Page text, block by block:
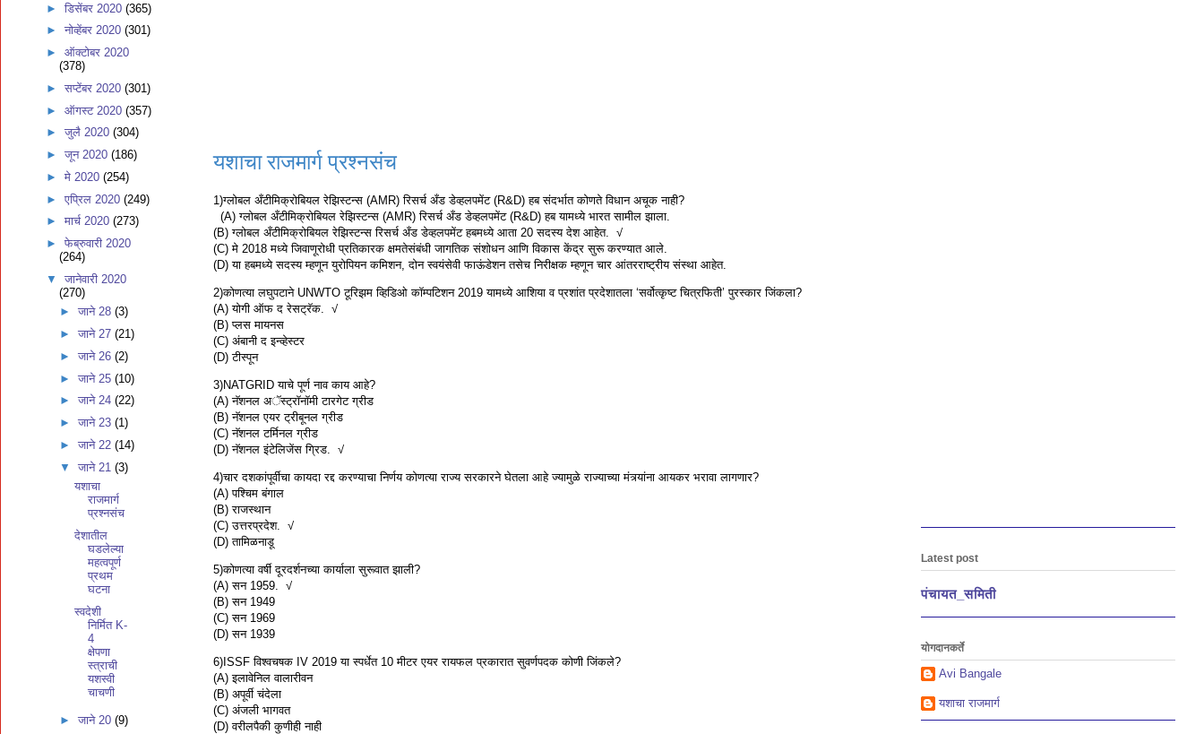
यशाचा राजमार्ग प्रश्नसंच
1)ग्लोबल अँटीमिक्रोबियल रेझिस्टन्स (AMR) रिसर्च अँड डेव्हलपमेंट (R&D) हब संदर्भात कोणते विधान अचूक नाही?
(A) ग्लोबल अँटीमिक्रोबियल रेझिस्टन्स (AMR) रिसर्च अँड डेव्हलपमेंट (R&D) हब यामध्ये भारत सामील झाला.
(B) ग्लोबल अँटीमिक्रोबियल रेझिस्टन्स रिसर्च अँड डेव्हलपमेंट हबमध्ये आता 20 सदस्य देश आहेत. √
(C) मे 2018 मध्ये जिवाणूरोधी प्रतिकारक क्षमतेसंबंधी जागतिक संशोधन आणि विकास केंद्र सुरू करण्यात आले.
(D) या हबमध्ये सदस्य म्हणून युरोपियन कमिशन, दोन स्वयंसेवी फाऊंडेशन तसेच निरीक्षक म्हणून चार आंतरराष्ट्रीय संस्था आहेत.
2)कोणत्या लघुपटाने UNWTO टूरिझम व्हिडिओ कॉम्पटिशन 2019 यामध्ये आशिया व प्रशांत प्रदेशातला ‘सर्वोत्कृष्ट चित्रफिती’ पुरस्कार जिंकला?
(A) योगी ऑफ द रेसट्रॅक. √
(B) प्लस मायनस
(C) अंबानी द इन्व्हेस्टर
(D) टीस्पून
3)NATGRID याचे पूर्ण नाव काय आहे?
(A) नॅशनल अॅस्ट्रॉनॉमी टारगेट ग्रीड
(B) नॅशनल एयर ट्रीबूनल ग्रीड
(C) नॅशनल टर्मिनल ग्रीड
(D) नॅशनल इंटेलिजेंस ग्रिड. √
4)चार दशकांपूर्वीचा कायदा रद्द करण्याचा निर्णय कोणत्या राज्य सरकारने घेतला आहे ज्यामुळे राज्याच्या मंत्र्यांना आयकर भरावा लागणार?
(A) पश्चिम बंगाल
(B) राजस्थान
(C) उत्तरप्रदेश. √
(D) तामिळनाडू
5)कोणत्या वर्षी दूरदर्शनच्या कार्याला सुरूवात झाली?
(A) सन 1959. √
(B) सन 1949
(C) सन 1969
(D) सन 1939
6)ISSF विश्वचषक IV 2019 या स्पर्धेत 10 मीटर एयर रायफल प्रकारात सुवर्णपदक कोणी जिंकले?
(A) इलावेनिल वालारीवन
(B) अपूर्वी चंदेला
(C) अंजली भागवत
(D) वरीलपैकी कुणीही नाही
► डिसेंबर 2020 (365)
► नोव्हेंबर 2020 (301)
► ऑक्टोबर 2020
(378)
► सप्टेंबर 2020 (301)
► ऑगस्ट 2020 (357)
► जुलै 2020 (304)
► जून 2020 (186)
► मे 2020 (254)
► एप्रिल 2020 (249)
► मार्च 2020 (273)
► फेब्रुवारी 2020
(264)
▼ जानेवारी 2020
(270)
►जाने 28(3)
►जाने 27(21)
►जाने 26(2)
►जाने 25(10)
►जाने 24(22)
►जाने 23(1)
►जाने 22(14)
▼जाने 21(3)
यशाचा
राजमार्ग
प्रश्नसंच
देशातील
घडलेल्या
महत्वपूर्ण
प्रथम
घटना
स्वदेशी
निर्मित K-
4
क्षेपणा
स्त्राची
यशस्वी
चाचणी
►जाने 20(9)
Latest post
पंचायत_समिती
योगदानकर्ते
Avi Bangale
यशाचा राजमार्ग